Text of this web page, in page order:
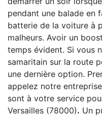
pendant une balade en
batterie de la voiture à
malheurs. Avoir un
temps évident. Si vous
samaritain sur la route
une dernière option.
appelez notre
sont à votre service
Versailles (78000). Un